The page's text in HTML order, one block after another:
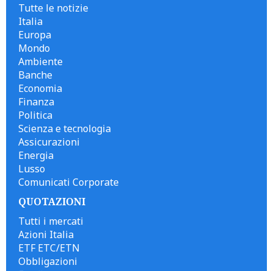
Tutte le notizie
Italia
Europa
Mondo
Ambiente
Banche
Economia
Finanza
Politica
Scienza e tecnologia
Assicurazioni
Energia
Lusso
Comunicati Corporate
QUOTAZIONI
Tutti i mercati
Azioni Italia
ETF ETC/ETN
Obbligazioni